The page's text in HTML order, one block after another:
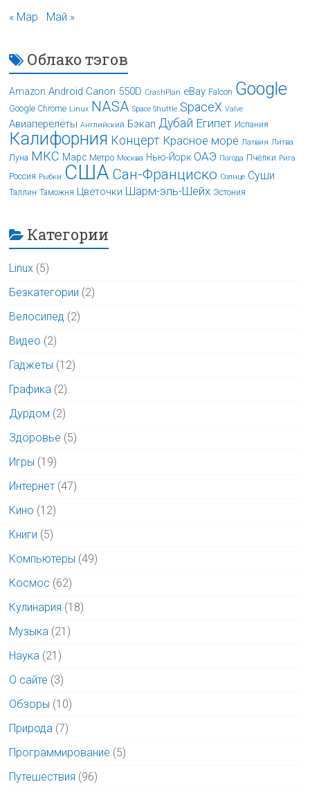
« Мар Май »
Облако тэгов
Amazon Android Canon 550D CrashPlan eBay Falcon Google
Google Chrome Linux NASA Space Shuttle SpaceX Valve
Авиаперелёты Английский Бэкап Дубай Египет Испания
Калифорния Концерт Красное море Латвия Литва
Луна МКС Марс Метро Москва Нью-Йорк ОАЭ Погода Пчёлки Рига
Россия Рыбки США Сан-Франциско Солнце Суши
Таллин Таможня Цветочки Шарм-эль-Шейх Эстония
Категории
Linux (5)
Безкатегории (2)
Велосипед (2)
Видео (2)
Гаджеты (12)
Графика (2)
Дурдом (2)
Здоровье (5)
Игры (19)
Интернет (47)
Кино (12)
Книги (5)
Компьютеры (49)
Космос (62)
Кулинария (18)
Музыка (21)
Наука (21)
О сайте (3)
Обзоры (10)
Природа (7)
Программирование (5)
Путешествия (96)